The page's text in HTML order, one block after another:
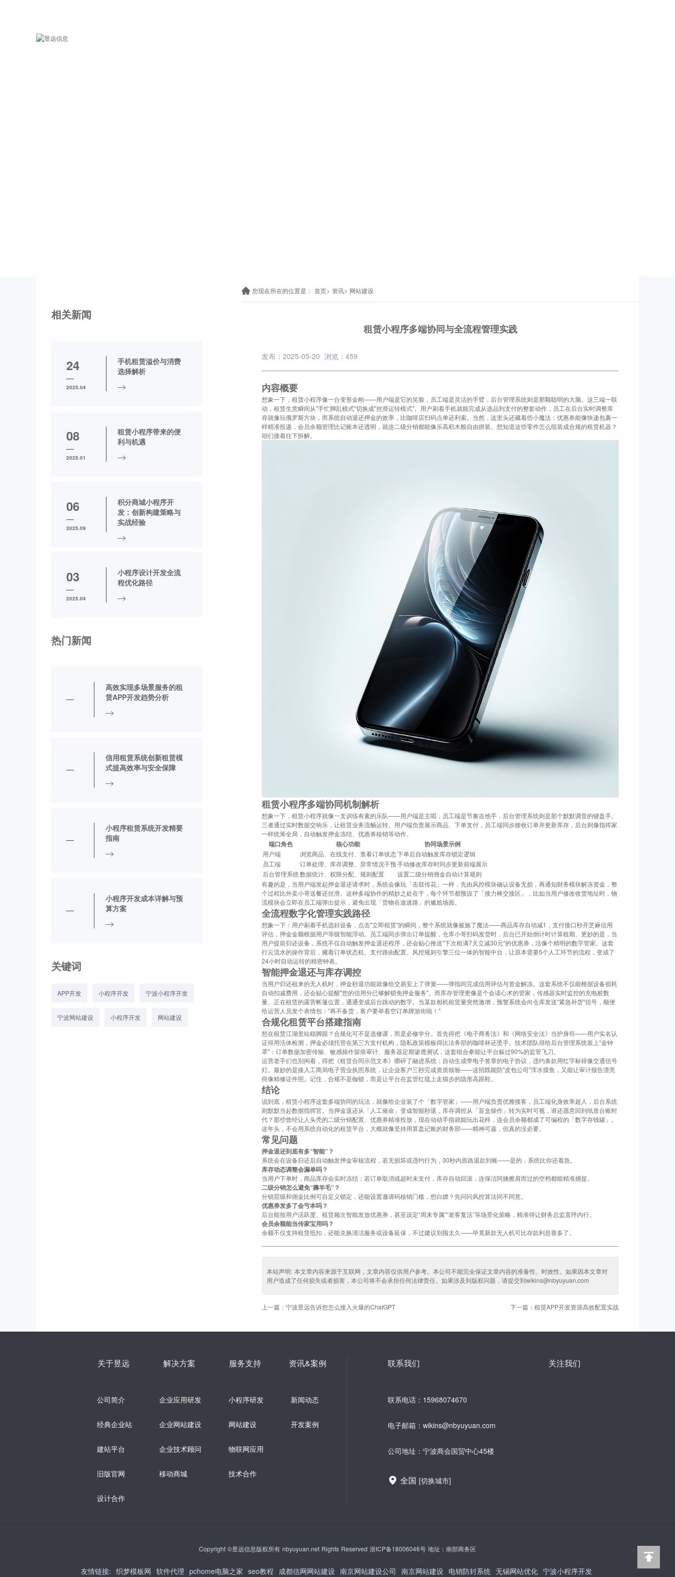
相关新闻
24
2025.04
手机租赁溢价与消费
选择解析
08
2025.01
租赁小程序带来的便
利与机遇
06
2025.09
积分商城小程序开
发：创新构建策略与
实战经验
03
2025.04
小程序设计开发全流
程优化路径
热门新闻
高效实现多场景服务的租
赁APP开发趋势分析
信用租赁系统创新租赁模
式提高效率与安全保障
小程序租赁系统开发精要
指南
小程序开发成本详解与预
算方案
关键词
APP开发 小程序开发 宁波小程序开发
宁波网站建设 小程序开发 网站建设
您现在所在的位置是： 首页> 资讯> 网站建设
租赁小程序多端协同与全流程管理实践
发布：2025-05-20 浏览：459
内容概要
想象一下，租赁小程序像一台变形金刚——用户端是它的笑脸，员工端是灵活的手臂，后台管理系统则是那颗聪明的大脑。这三端一联
动，租赁生意瞬间从"手忙脚乱模式"切换成"丝滑运转模式"。用户刷着手机就能完成从选品到支付的整套动作，员工在后台实时调整库
存就像玩俄罗斯方块，而系统自动退还押金的效率，比咖啡店扫码点单还利索。当然，这里头还藏着些小魔法：优惠券能像快递包裹一
样精准投递，会员余额管理比记账本还透明，就连二级分销都能像乐高积木般自由拼装。想知道这些零件怎么组装成合规的租赁机器？
咱们接着往下拆解。
租赁小程序多端协同机制解析
想象一下，租赁小程序就像一支训练有素的乐队——用户端是主唱，员工端是节奏吉他手，后台管理系统则是那个默默调音的键盘手。
三者通过实时数据交响乐，让租赁业务流畅运转。用户端负责展示商品、下单支付，员工端同步接收订单并更新库存，后台则像指挥家
一样统筹全局，自动触发押金冻结、优惠券核销等动作。
端口角色 核心功能 协同场景示例
用户端 浏览商品、在线支付、查看订单状态下单后自动触发库存锁定逻辑
员工端
订单处理、库存调整、异常情况干预 手动修改库存时同步更新前端展示
后台管理系统 数据统计、权限分配、规则配置
设置二级分销佣金自动计算规则
有趣的是，当用户端发起押金退还请求时，系统会像玩「击鼓传花」一样，先由风控模块确认设备无损，再通知财务模块解冻资金，整
个过程比外卖小哥送餐还丝滑。这种多端协作的精妙之处在于，每个环节都预设了「接力棒交接区」，比如当用户修改收货地址时，物
流模块会立即在员工端弹出提示，避免出现「货物在途迷路」的尴尬场面。
全流程数字化管理实践路径
想象一下：用户刷着手机选好设备，点击"立即租赁"的瞬间，整个系统就像被施了魔法——商品库存自动减1，支付接口秒开芝麻信用
评估，押金金额根据用户等级智能浮动。员工端同步弹出订单提醒，仓库小哥扫码发货时，后台已开始倒计时计算租期。更妙的是，当
用户提前归还设备，系统不仅自动触发押金退还程序，还会贴心推送"下次租满7天立减30元"的优惠券，活像个精明的数字管家。这套
行云流水的操作背后，藏着订单状态机、支付路由配置、风控规则引擎三位一体的智能中台，让原本需要5个人工环节的流程，变成了
24小时自动运转的精密钟表。
智能押金退还与库存调控
当用户归还租来的无人机时，押金秒退功能就像给交易安上了弹簧——弹指间完成信用评估与资金解冻。这套系统不仅能根据设备损耗
自动扣减费用，还会贴心提醒"您的信用分已够解锁免押金服务"。而库存管理更像是个会读心术的管家，传感器实时监控的充电桩数
量、正在租赁的露营帐篷位置，通通变成后台跳动的数字。当某款相机租赁量突然激增，预警系统会向仓库发送"紧急补货"信号，顺便
给运营人员发个表情包："再不备货，客户要举着空订单牌游街啦！"
合规化租赁平台搭建指南
想在租赁江湖里站稳脚跟？合规化可不是选修课，而是必修学分。首先得把《电子商务法》和《网络安全法》当护身符——用户实名认
证得用活体检测，押金必须托管在第三方支付机构，隐私政策模板得比法务部的咖啡杯还烫手。技术团队得给后台管理系统装上"金钟
罩"：订单数据加密传输、敏感操作留痕审计、服务器定期渗透测试，这套组合拳能让平台躲过90%的监管飞刀。
运营老手们也别闲着，得把《租赁合同示范文本》嚼碎了融进系统：自动生成带电子签章的电子协议，违约条款用红字标得像交通信号
灯。最妙的是接入工商局电子营业执照系统，让企业客户三秒完成资质核验——这招既能防"皮包公司"浑水摸鱼，又能让审计报告漂亮
得像精修证件照。记住，合规不是枷锁，而是让平台在监管红毯上走猫步的隐形高跟鞋。
结论
说到底，租赁小程序这套多端协同的玩法，就像给企业装了个「数字管家」——用户端负责优雅接客，员工端化身效率超人，后台系统
则默默当起数据指挥官。当押金退还从「人工催命」变成智能秒退，库存调控从「盲盒操作」转为实时可视，谁还愿意回到纸质台账时
代？那些曾经让人头秃的二级分销配置、优惠券精准投放，现在动动手指就能玩出花样，连会员余额都成了可编程的「数字存钱罐」。
这年头，不会用系统自动化的租赁平台，大概就像坚持用算盘记账的财务部——精神可嘉，但真的没必要。
常见问题
押金退还到底有多“智能”？
系统会在设备归还后自动触发押金审核流程，若无损坏或违约行为，30秒内原路退款到账——是的，系统比你还着急。
库存动态调整会漏单吗？
当用户下单时，商品库存会实时冻结；若订单取消或超时未支付，库存自动回滚，连保洁阿姨擦肩而过的空档都能精准捕捉。
二级分销怎么避免“薅羊毛”？
分销层级和佣金比例可自定义锁定，还能设置邀请码核销门槛，想白嫖？先问问风控算法同不同意。
优惠券发多了会亏本吗？
后台能按用户活跃度、租赁频次智能发放优惠券，甚至设定“周末专属”“老客复活”等场景化策略，精准得让财务总监直呼内行。
会员余额能当传家宝用吗？
余额不仅支持租赁抵扣，还能兑换清洁服务或设备延保，不过建议别囤太久——毕竟新款无人机可比存款利息香多了。
本站声明: 本文章内容来源于互联网，文章内容仅供用户参考。本公司不能完全保证文章内容的准备性、时效性。如果因本文章对
用户造成了任何损失或者损害，本公司将不会承担任何法律责任。如果涉及到版权问题，请提交到wikins@nbyuyuan.com
上一篇：宁波昱远告诉您怎么接入火爆的ChatGPT 下一篇：租赁APP开发资源高效配置实战
关于昱远
公司简介
经典企业站
建站平台
旧版官网
设计合作
解决方案
企业应用研发
企业网站建设
企业技术顾问
移动商城
服务支持
小程序研发
网站建设
物联网应用
技术合作
资讯&案例
新闻动态
开发案例
联系我们
联系电话：15968074670
电子邮箱：wikins@nbyuyuan.com
公司地址：宁波商会国贸中心45楼
全国 [切换城市]
关注我们
Copyright ©昱远信息版权所有 nbyuyuan.net Rights Reserved 浙ICP备18006046号 地址：南部商务区
友情链接: 织梦模板网 软件代理 pchome电脑之家 seo教程 成都信网网站建设 南京网站建设公司 南京网站建设 电销防封系统 无锡网站优化 宁波小程序开发